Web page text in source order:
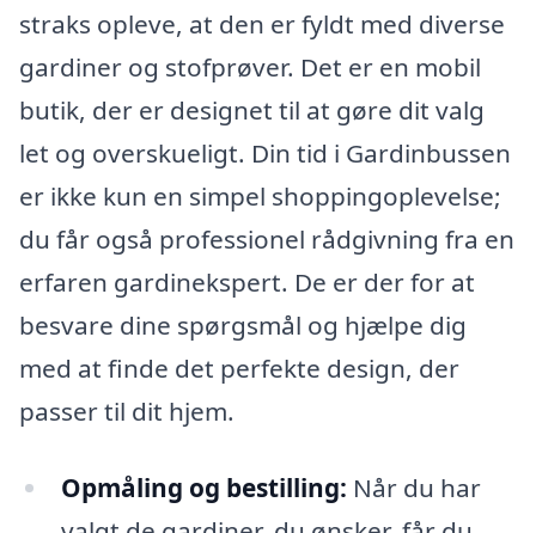
straks opleve, at den er fyldt med diverse
gardiner og stofprøver. Det er en mobil
butik, der er designet til at gøre dit valg
let og overskueligt. Din tid i Gardinbussen
er ikke kun en simpel shoppingoplevelse;
du får også professionel rådgivning fra en
erfaren gardinekspert. De er der for at
besvare dine spørgsmål og hjælpe dig
med at finde det perfekte design, der
passer til dit hjem.
Opmåling og bestilling: Når du har